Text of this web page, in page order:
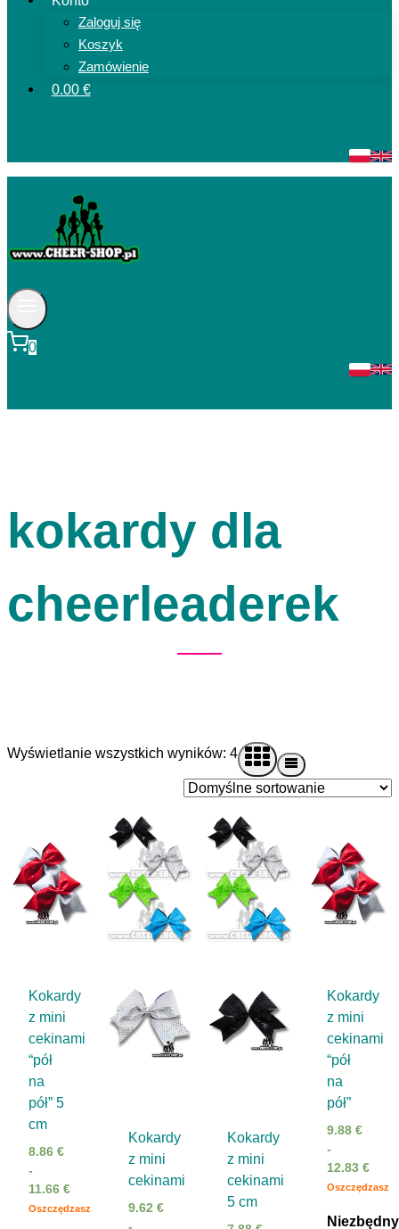
Zaloguj się
Koszyk
Zamówienie
0.00 €
0
kokardy dla
cheerleaderek
Wyświetlanie wszystkich wyników: 4
Kokardy
z mini
cekinami
“pół
na
pół” 5
cm
8.86 €
-
11.66 €
Oszczędzasz
Kokardy
z mini
cekinami
9.62 €
Kokardy
z mini
cekinami
5 cm
Kokardy
z mini
cekinami
“pół
na
pół”
9.88 €
-
12.83 €
Oszczędzasz
Niezbędny